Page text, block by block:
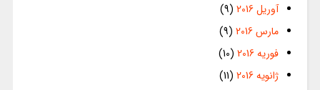
آوریل 2016
(9)
مارس 2016
(9)
فوریه 2016
(10)
ژانویه 2016
(11)